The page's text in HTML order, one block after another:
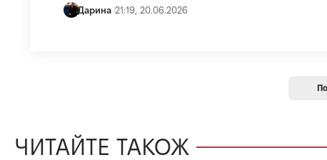
Дарина 21:19, 20.06.2026
ЧИТАЙТЕ ТАКОЖ